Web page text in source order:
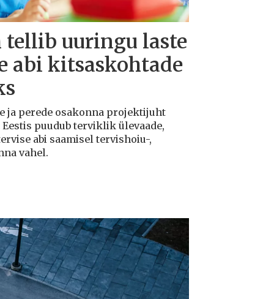
uuringu laste
abi kitsaskohtade
ja perede osakonna projektijuht
Eestis puudub terviklik ülevaade,
abi saamisel tervishoiu-,
vahel.